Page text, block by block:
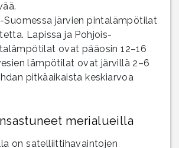
Suomessa järvien pintalämpötilat
Lapissa ja Pohjois-
ovat pääosin 12–16
lämpötilat ovat järvillä 2–6
pitkäaikaista keskiarvoa
merialueilla
on satelliittihavaintojen